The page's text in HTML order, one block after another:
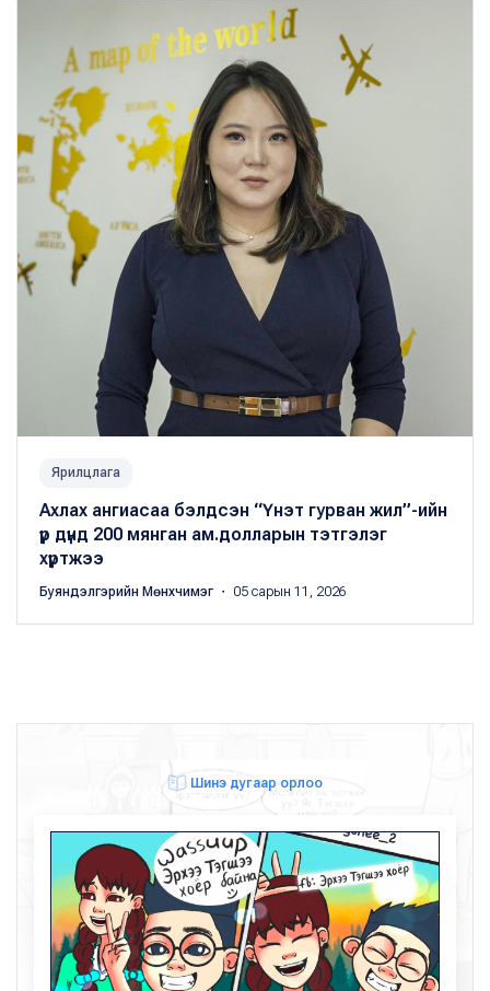
Ярилцлага
Ахлах ангиасаа бэлдсэн “Үнэт гурван жил”-ийн
үр дүнд 200 мянган ам.долларын тэтгэлэг
хүртжээ
Буяндэлгэрийн Мөнхчимэг ・ 05 сарын 11, 2026
Шинэ дугаар орлоо